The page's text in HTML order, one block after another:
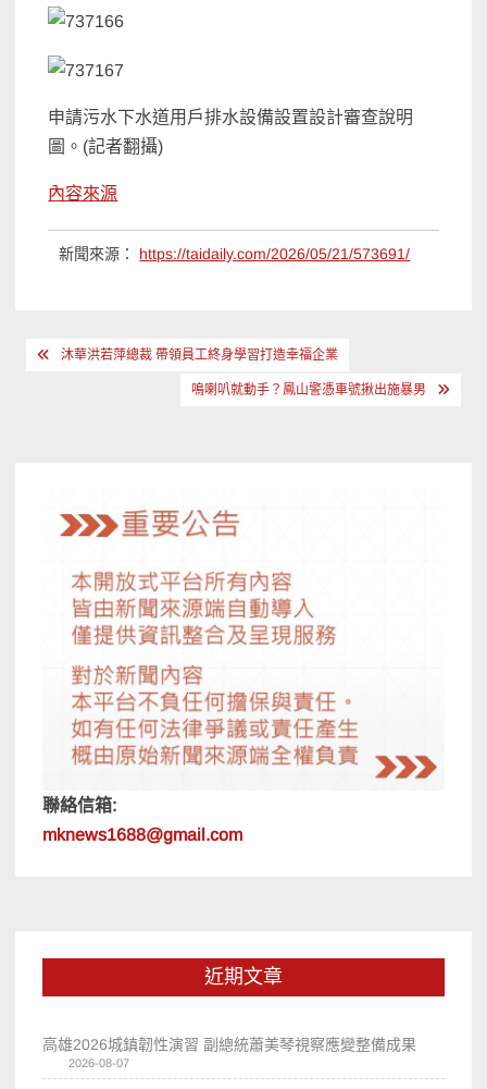
申請污水下水道用戶排水設備設置設計審查說明
圖。(記者翻攝)
內容來源
新聞來源： https://taidaily.com/2026/05/21/573691/
文 沐華洪若萍總裁 帶領員工終身學習打造幸福企業
鳴喇叭就動手？鳳山警憑車號揪出施暴男
聯絡信箱:
mknews1688@gmail.com
近期文章
高雄2026城鎮韌性演習 副總統蕭美琴視察應變整備成果
2026-08-07